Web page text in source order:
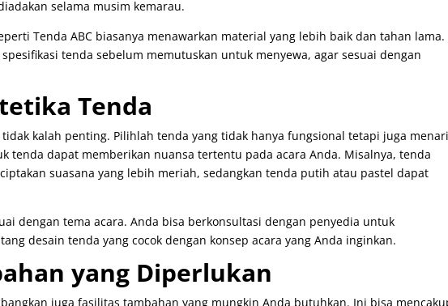
selama musim kemarau.
Tenda ABC biasanya menawarkan material yang lebih baik dan tahan lama.
tenda sebelum memutuskan untuk menyewa, agar sesuai dengan
Tenda
kalah penting. Pilihlah tenda yang tidak hanya fungsional tetapi juga
tenda dapat memberikan nuansa tertentu pada acara Anda. Misalnya, tenda
suasana yang lebih meriah, sedangkan tenda putih atau pastel dapat
dengan tema acara. Anda bisa berkonsultasi dengan penyedia untuk
desain tenda yang cocok dengan konsep acara yang Anda inginkan.
yang Diperlukan
juga fasilitas tambahan yang mungkin Anda butuhkan. Ini bisa